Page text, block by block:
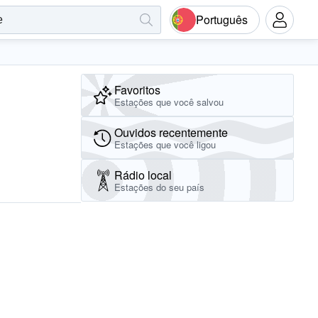
Português
Favoritos
Estações que você salvou
Ouvidos recentemente
Estações que você ligou
Rádio local
Estações do seu país